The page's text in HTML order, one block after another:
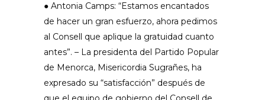
● Antonia Camps: “Estamos encantados
de hacer un gran esfuerzo, ahora pedimos
al Consell que aplique la gratuidad cuanto
antes”. – La presidenta del Partido Popular
de Menorca, Misericordia Sugrañes, ha
expresado su “satisfacción” después de